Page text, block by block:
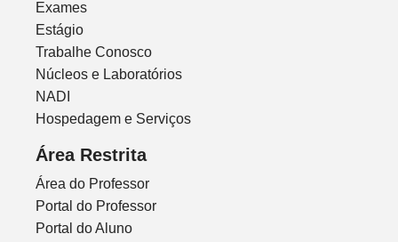
Exames
Estágio
Trabalhe Conosco
Núcleos e Laboratórios
NADI
Hospedagem e Serviços
Área Restrita
Área do Professor
Portal do Professor
Portal do Aluno